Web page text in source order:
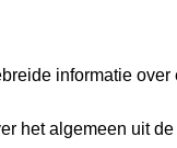
informatie
het algemeen uit